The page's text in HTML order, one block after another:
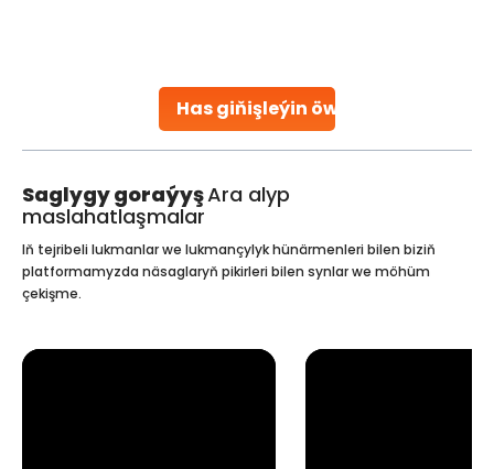
Has giňişleýin öwreniň
collected, they process the
Saglygy goraýyşAra alyp
maslahatlaşmalar
Iň tejribeli lukmanlar we lukmançylyk hünärmenleri bilen biziň
platformamyzda näsaglaryň pikirleri bilen synlar we möhüm
çekişme.